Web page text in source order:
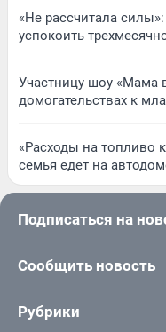
«Не рассчитала
успокоить
Участницу шоу «Мама
домогательствах к
«Расходы на топливо
семья едет на
Подписаться на
Сообщить новость
Рубрики